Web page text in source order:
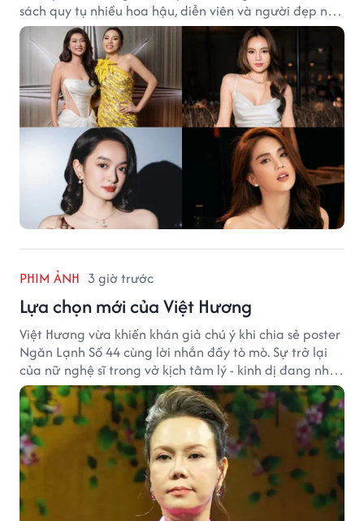
sách quy tụ nhiều hoa hậu, diễn viên và người đẹp nổi
tiếng của showbiz Việt.
PHIM ẢNH 3 giờ trước
Lựa chọn mới của Việt Hương
Việt Hương vừa khiến khán giả chú ý khi chia sẻ poster
Ngăn Lạnh Số 44 cùng lời nhắn đầy tò mò. Sự trở lại
của nữ nghệ sĩ trong vở kịch tâm lý - kinh dị đang nhận
được nhiều quan tâm từ công chúng.